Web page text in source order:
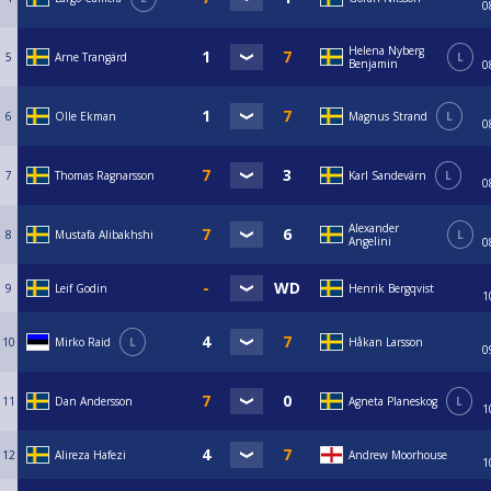
5 Arne Trangärd
Helena Nyberg
Benjamin
L
6 Olle Ekman Magnus Strand L
7 Thomas Ragnarsson Karl Sandevärn L
8 Mustafa Alibakhshi
Alexander
Angelini
L
9 Leif Godin Henrik Bergqvist
10 Mirko Raid L Håkan Larsson
11 Dan Andersson Agneta Planeskog L
12 Alireza Hafezi Andrew Moorhouse